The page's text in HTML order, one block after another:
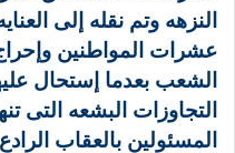
النزهه وتم نقله إلى
عشرات المواطنين
الشعب بعدما إستحال
التجاوزات البشعه التى
المسئولين بالعقاب